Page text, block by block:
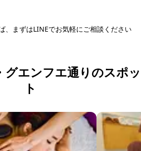
、まずはLINEでお気軽にご相談ください
グエンフエ通りのスポッ
ト